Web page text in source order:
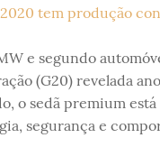
e segundo
(G20) revelada
o sedã premium
segurança e